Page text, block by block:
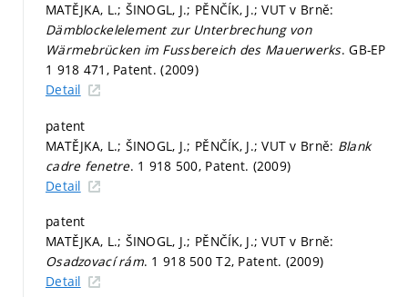
MATĚJKA, L.; ŠINOGL, J.; PĚNČÍK, J.; VUT v Brně:
Dämblockelelement zur Unterbrechung von
Wärmebrücken im Fussbereich des Mauerwerks. GB-EP
1 918 471, Patent. (2009)
Detail
patent
MATĚJKA, L.; ŠINOGL, J.; PĚNČÍK, J.; VUT v Brně: Blank
cadre fenetre. 1 918 500, Patent. (2009)
Detail
patent
MATĚJKA, L.; ŠINOGL, J.; PĚNČÍK, J.; VUT v Brně:
Osadzovací rám. 1 918 500 T2, Patent. (2009)
Detail